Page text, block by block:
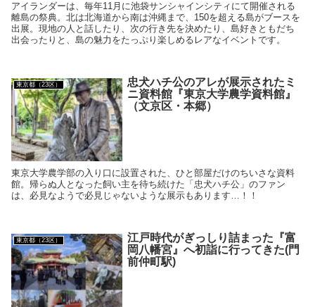
アイランダーは、毎年11月に池袋サンシャインシティにて開催される
離島の祭典。北は北海道から南は沖縄まで、150を超える島がブースを
出展。現地の人と話したり、次の行き先を決めたり、島好きともだち
出会ったりと、島の魅力をたっぷり楽しめるレアなイベントです。
東京都（23区）
忠犬ハチ公のアレが展示されたミ
ニ資料館『東京大学農学資料館』
（文京区・本郷）
東京大学農学部の入り口に設置された、ひと部屋だけのちいさな資料
館。帰らぬ人となった飼い主を待ち続けた「忠犬ハチ公」のファン
は、必見なようで必見じゃないような展示もあります…！！
東京都（23区）
江戸時代がぎっしり詰まった『富
岡八幡宮』へ初詣に行ってきた(門
前仲町駅)